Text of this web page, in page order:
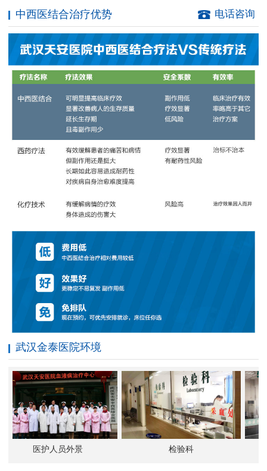
中西医结合治疗优势 电话咨询
武汉金泰医院环境
医护人员外景 检验科